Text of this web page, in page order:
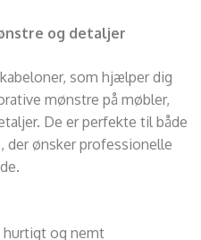
og detaljer
som hjælper dig
mønstre på møbler,
De er perfekte til både
der ønsker professionelle
hurtigt og nemt